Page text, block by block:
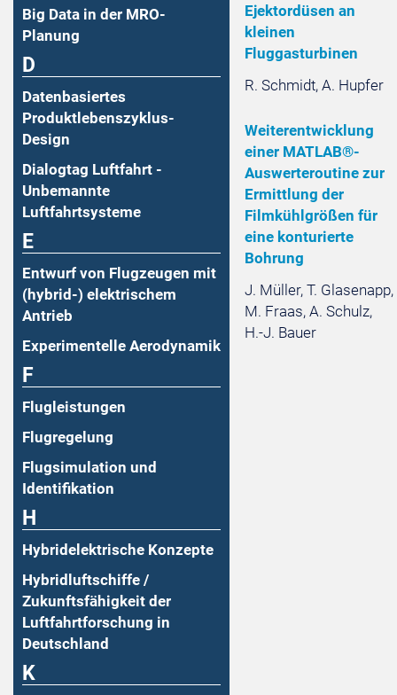
Big Data in der MRO-
Planung
D
Datenbasiertes
Produktlebenszyklus-
Design
Dialogtag Luftfahrt -
Unbemannte
Luftfahrtsysteme
E
Entwurf von Flugzeugen mit
(hybrid-) elektrischem
Antrieb
Experimentelle Aerodynamik
F
Flugleistungen
Flugregelung
Flugsimulation und
Identifikation
H
Hybridelektrische Konzepte
Hybridluftschiffe /
Zukunftsfähigkeit der
Luftfahrtforschung in
Deutschland
K
Ejektordüsen an
kleinen
Fluggasturbinen
R. Schmidt, A. Hupfer
Weiterentwicklung
einer MATLAB®-
Auswerteroutine zur
Ermittlung der
Filmkühlgrößen für
eine konturierte
Bohrung
J. Müller, T. Glasenapp,
M. Fraas, A. Schulz,
H.-J. Bauer